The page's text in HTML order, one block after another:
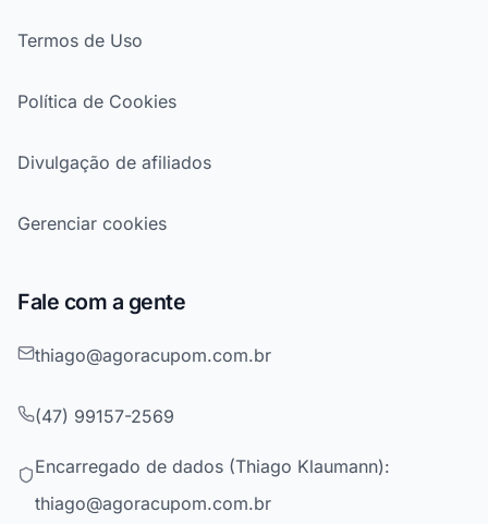
Termos de Uso
Política de Cookies
Divulgação de afiliados
Gerenciar cookies
Fale com a gente
thiago@agoracupom.com.br
(47) 99157-2569
Encarregado de dados (Thiago Klaumann):
thiago@agoracupom.com.br